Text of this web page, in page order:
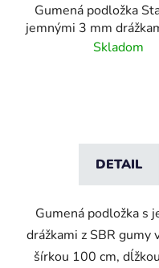
Gumená podložka
jemnými 3 mm
10 m
Skladom
DETAIL
Gumená podložka s
drážkami z SBR gumy
šírkou 100 cm,